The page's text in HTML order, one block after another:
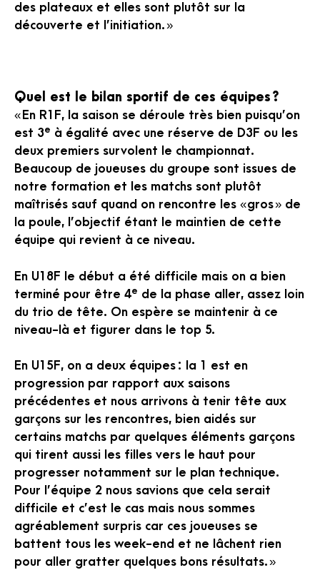
des plateaux et elles sont plutôt sur la
découverte et l’initiation. »
Quel est le bilan sportif de ces équipes ?
« En R1F, la saison se déroule très bien puisqu’on
est 3e à égalité avec une réserve de D3F ou les
deux premiers survolent le championnat.
Beaucoup de joueuses du groupe sont issues de
notre formation et les matchs sont plutôt
maîtrisés sauf quand on rencontre les « gros » de
la poule, l’objectif étant le maintien de cette
équipe qui revient à ce niveau.
En U18F le début a été difficile mais on a bien
terminé pour être 4e de la phase aller, assez loin
du trio de tête. On espère se maintenir à ce
niveau-là et figurer dans le top 5.
En U15F, on a deux équipes : la 1 est en
progression par rapport aux saisons
précédentes et nous arrivons à tenir tête aux
garçons sur les rencontres, bien aidés sur
certains matchs par quelques éléments garçons
qui tirent aussi les filles vers le haut pour
progresser notamment sur le plan technique.
Pour l’équipe 2 nous savions que cela serait
difficile et c’est le cas mais nous sommes
agréablement surpris car ces joueuses se
battent tous les week-end et ne lâchent rien
pour aller gratter quelques bons résultats. »